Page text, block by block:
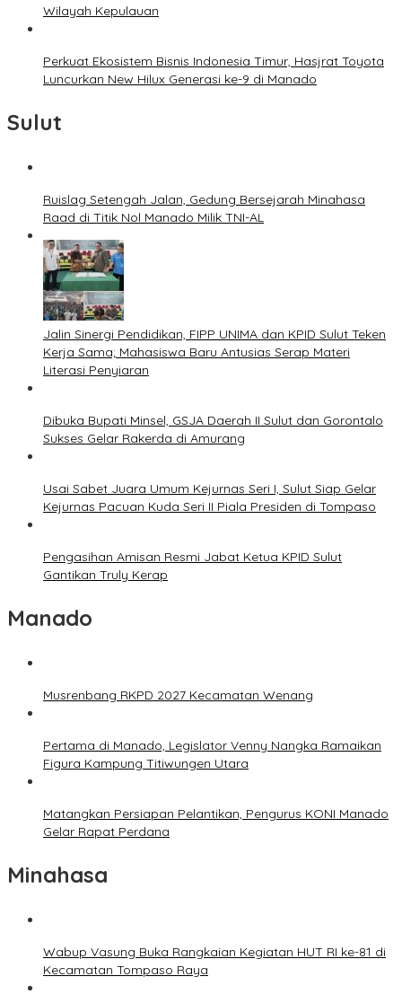
Wilayah Kepulauan
Perkuat Ekosistem Bisnis Indonesia Timur, Hasjrat Toyota
Luncurkan New Hilux Generasi ke-9 di Manado
Sulut
Ruislag Setengah Jalan, Gedung Bersejarah Minahasa
Raad di Titik Nol Manado Milik TNI-AL
Jalin Sinergi Pendidikan, FIPP UNIMA dan KPID Sulut Teken
Kerja Sama; Mahasiswa Baru Antusias Serap Materi
Literasi Penyiaran
Dibuka Bupati Minsel, GSJA Daerah II Sulut dan Gorontalo
Sukses Gelar Rakerda di Amurang
Usai Sabet Juara Umum Kejurnas Seri I, Sulut Siap Gelar
Kejurnas Pacuan Kuda Seri II Piala Presiden di Tompaso
Pengasihan Amisan Resmi Jabat Ketua KPID Sulut
Gantikan Truly Kerap
Manado
Musrenbang RKPD 2027 Kecamatan Wenang
Pertama di Manado, Legislator Venny Nangka Ramaikan
Figura Kampung Titiwungen Utara
Matangkan Persiapan Pelantikan, Pengurus KONI Manado
Gelar Rapat Perdana
Minahasa
Wabup Vasung Buka Rangkaian Kegiatan HUT RI ke-81 di
Kecamatan Tompaso Raya